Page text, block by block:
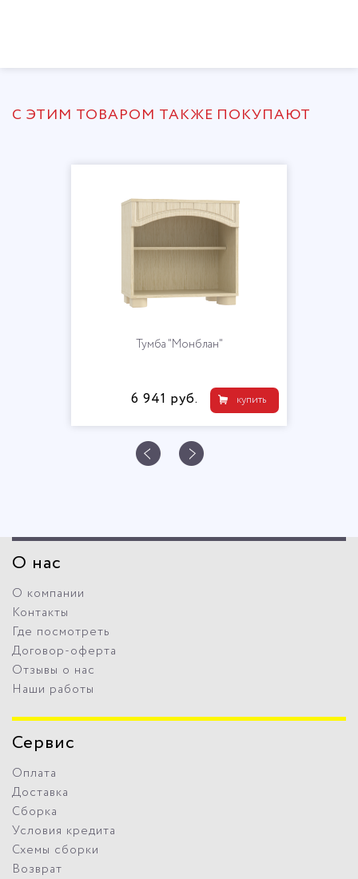
С ЭТИМ ТОВАРОМ ТАКЖЕ ПОКУПАЮТ
Тумба "Монблан"
купить
6 941 руб.
О нас
О компании
Контакты
Где посмотреть
Договор-оферта
Отзывы о нас
Наши работы
Сервис
Оплата
Доставка
Сборка
Условия кредита
Схемы сборки
Возврат